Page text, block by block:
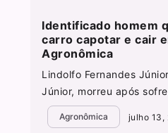
Identificado homem
carro capotar e cair
Agronômica
Lindolfo Fernandes
Júnior, morreu após
Agronômica julho 13,